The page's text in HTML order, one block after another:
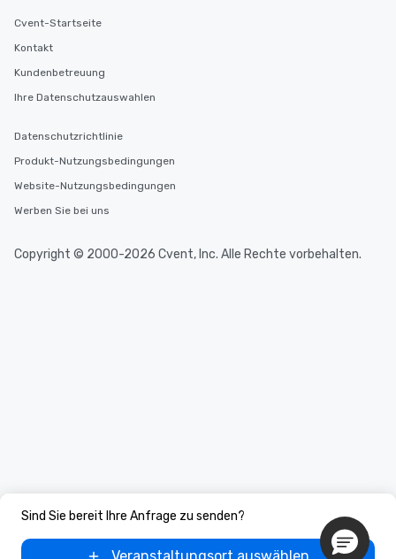
Sind Sie bereit Ihre Anfrage zu senden?
Cvent-Startseite
Kontakt
Kundenbetreuung
Ihre Datenschutzauswahlen
Datenschutzrichtlinie
Produkt-Nutzungsbedingungen
Website-Nutzungsbedingungen
Werben Sie bei uns
Copyright © 2000-2026 Cvent, Inc. Alle Rechte vorbehalten.